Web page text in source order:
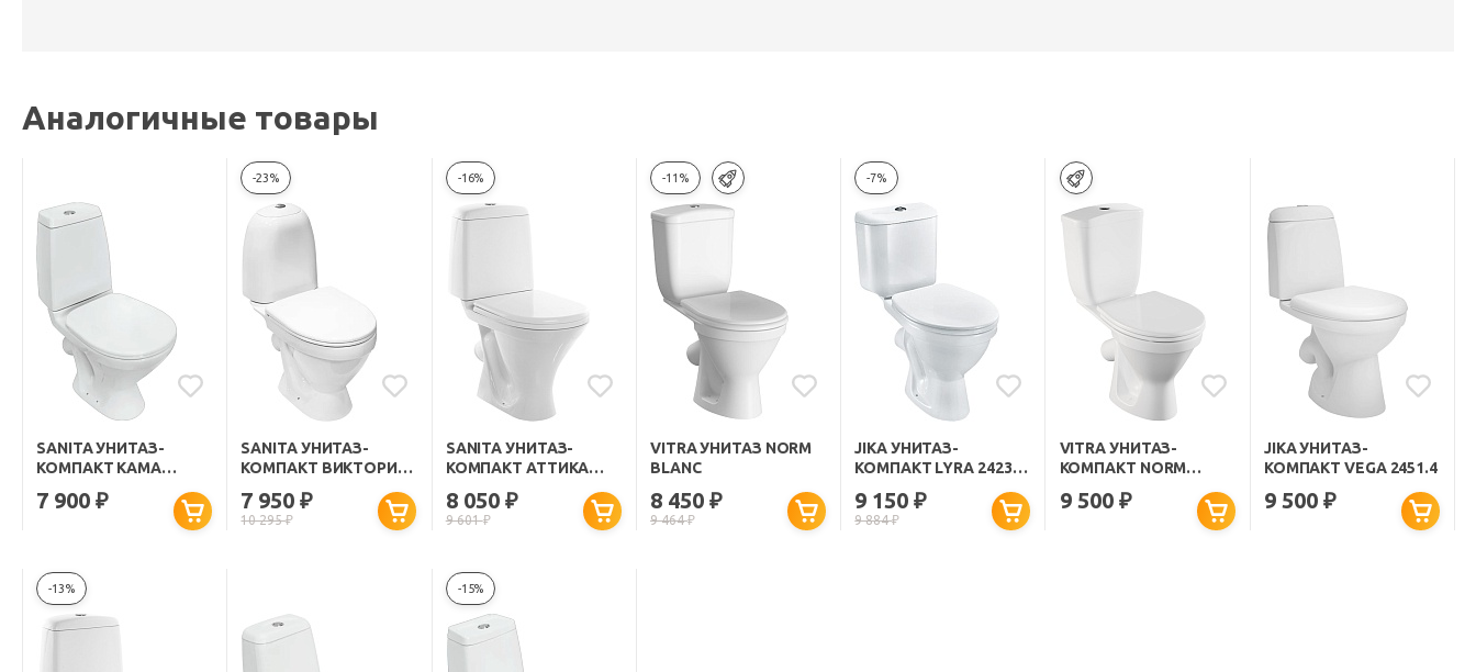
Аналогичные товары
SANITA УНИТАЗ-
КОМПАКТ КАМА
ЭКОНОМ 434708
7 900₽
-23%
SANITA УНИТАЗ-
КОМПАКТ ВИКТОРИЯ
ЭКОНОМ 412954
7 950₽
10 295₽
-16%
SANITA УНИТАЗ-
КОМПАКТ АТТИКА
ЭКОНОМ 428761
8 050 ₽
9 601₽
-11%
VITRA УНИТАЗ NORM
BLANC
8 450 ₽
9 464₽
-7%
JIKA УНИТАЗ-
КОМПАКТ LYRA 2423.4
КОСОЙ ВЫПУСК
9 150₽
9 884₽
VITRA УНИТАЗ-
КОМПАКТ NORM
BLANC DUROPLAST
9 500 ₽
JIKA УНИТАЗ-
КОМПАКТ VEGA 2451.4
9 500 ₽
-13% -15%